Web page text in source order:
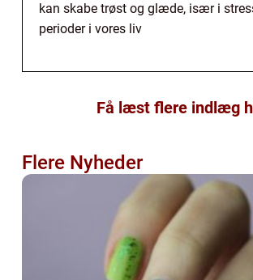
kan skabe trøst og glæde, især i
perioder i vores liv
Få læst flere indlæg
Flere Nyheder